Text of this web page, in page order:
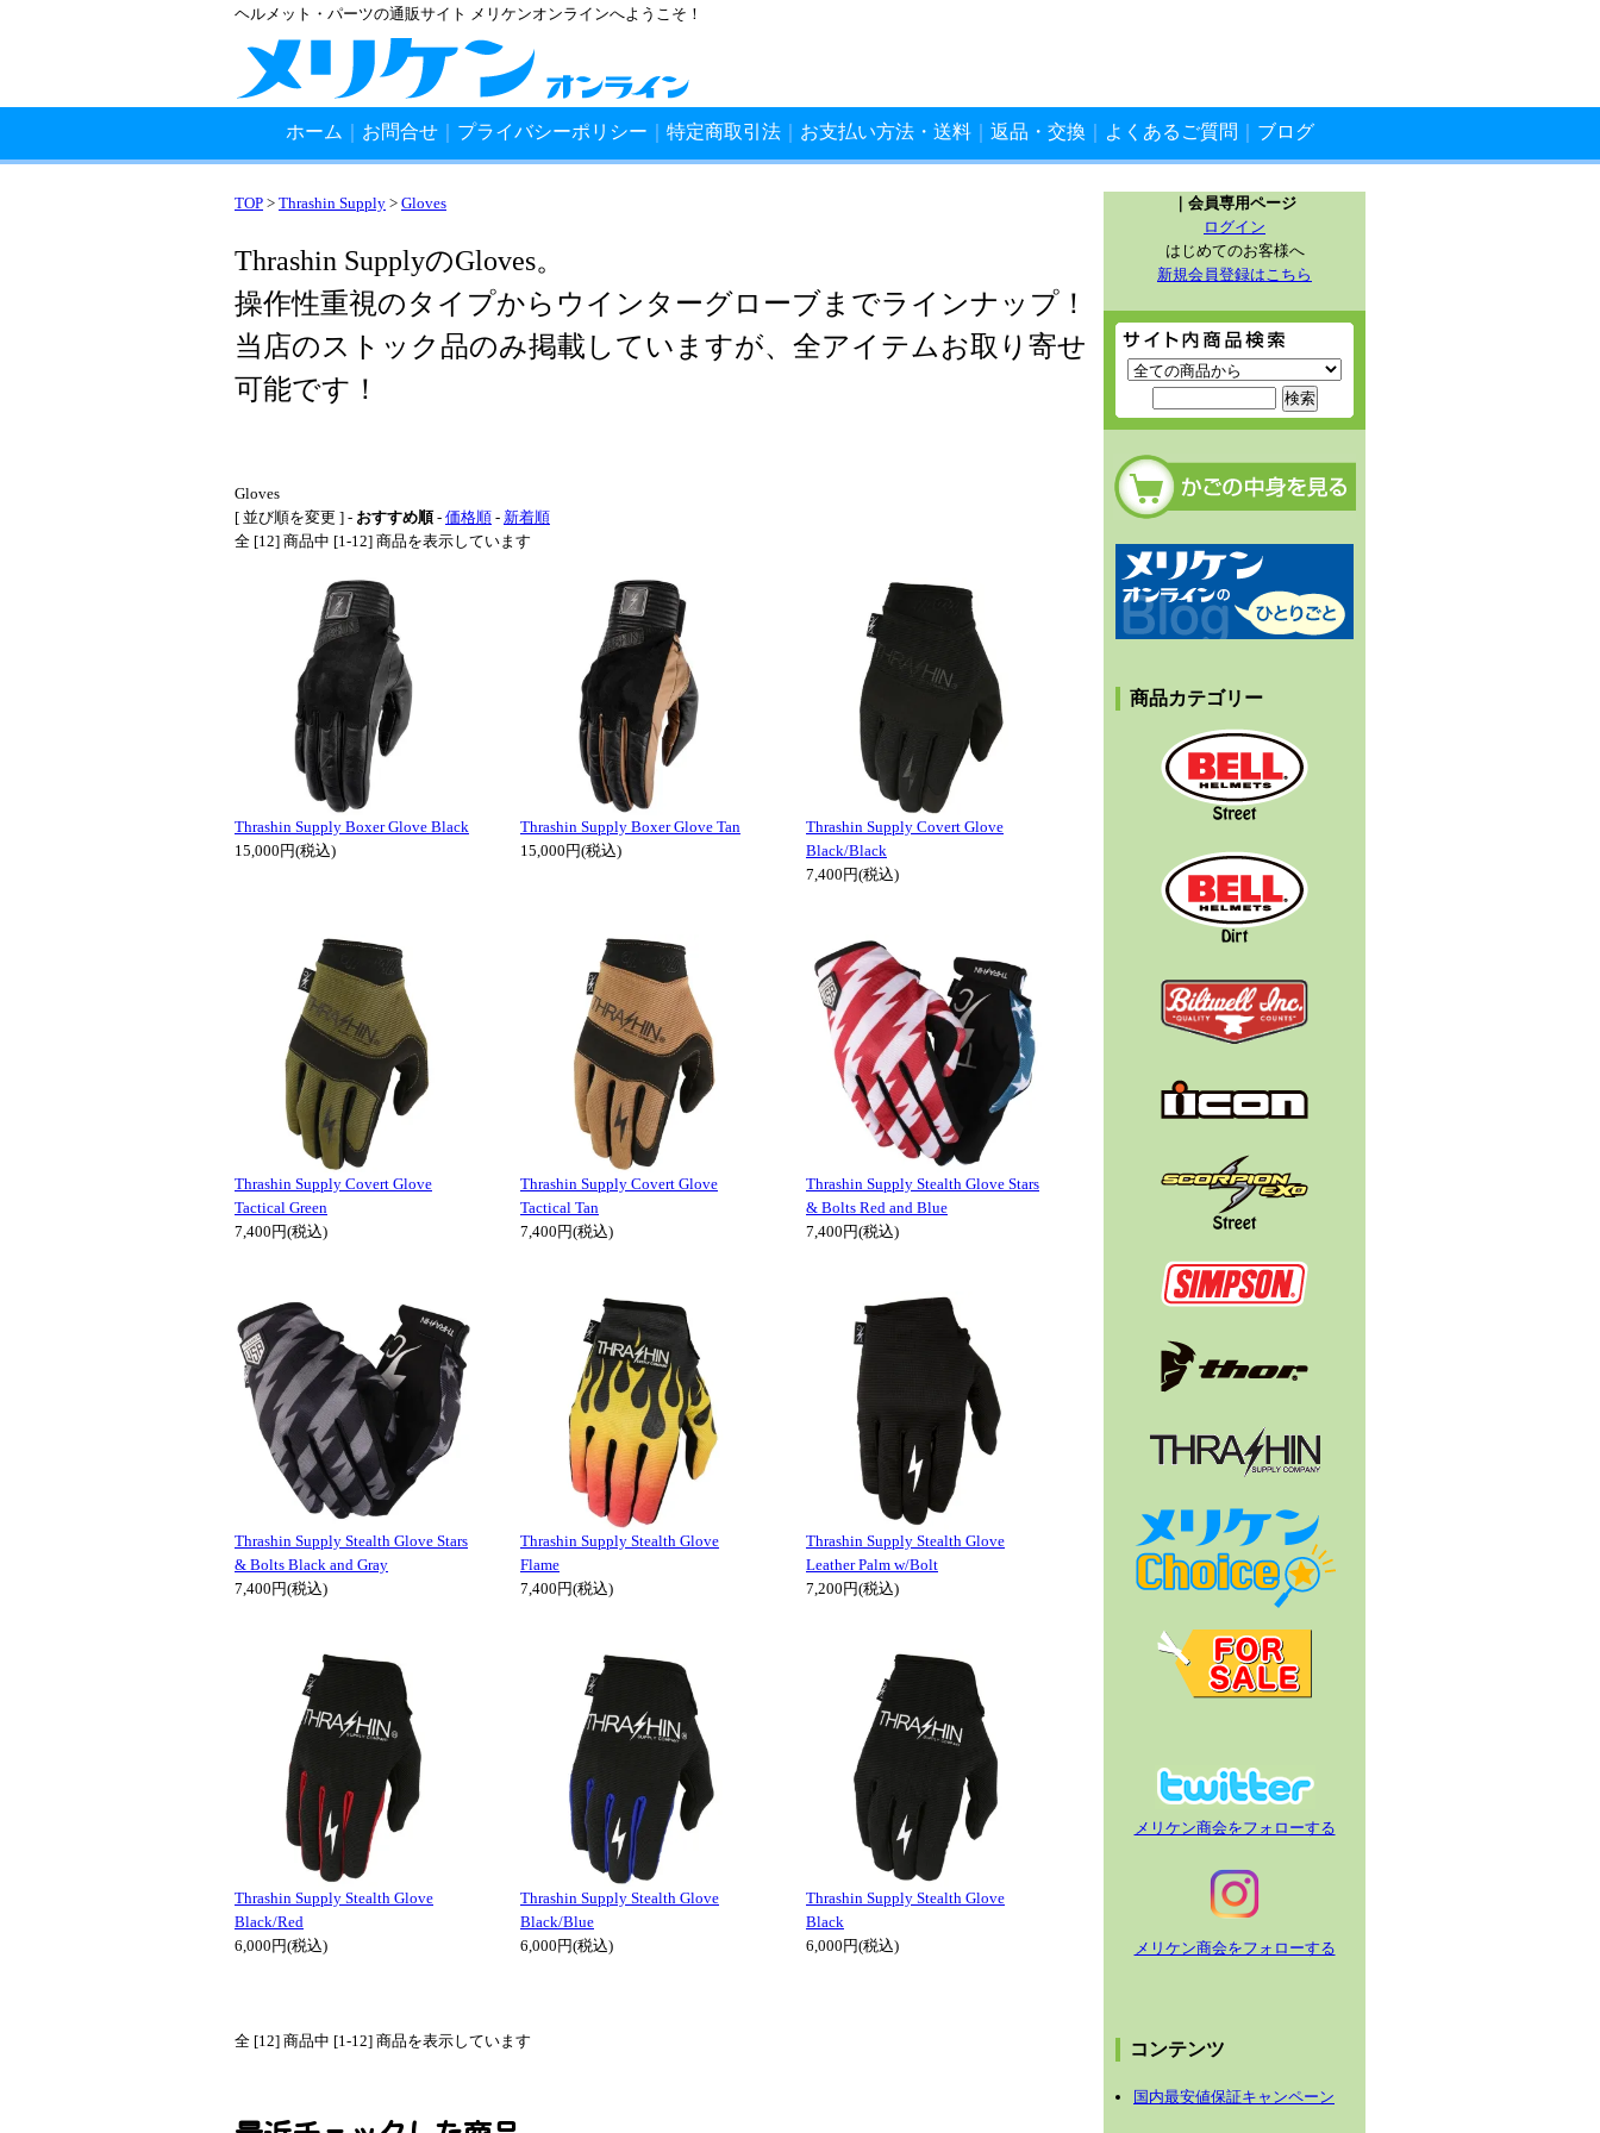
ヘルメット・パーツの通販サイト メリケンオンラインへようこそ！
ホーム お問合せ プライバシーポリシー 特定商取引法 お支払い方法・送料 返品・交換 よくあるご質問 ブログ
TOP > Thrashin Supply > Gloves
Thrashin SupplyのGloves。
操作性重視のタイプからウインターグローブまでラインナップ！
当店のストック品のみ掲載していますが、全アイテムお取り寄せ
可能です！
Gloves
[ 並び順を変更 ] - おすすめ順- 価格順 - 新着順
全 [12] 商品中 [1-12] 商品を表示しています
Thrashin Supply Boxer Glove Black
15,000円(税込)
Thrashin Supply Boxer Glove Tan
15,000円(税込)
Thrashin Supply Covert Glove
Black/Black
7,400円(税込)
Thrashin Supply Covert Glove
Tactical Green
7,400円(税込)
Thrashin Supply Covert Glove
Tactical Tan
7,400円(税込)
Thrashin Supply Stealth Glove Stars
& Bolts Red and Blue
7,400円(税込)
Thrashin Supply Stealth Glove Stars
& Bolts Black and Gray
7,400円(税込)
Thrashin Supply Stealth Glove
Flame
7,400円(税込)
Thrashin Supply Stealth Glove
Leather Palm w/Bolt
7,200円(税込)
Thrashin Supply Stealth Glove
Black/Red
6,000円(税込)
Thrashin Supply Stealth Glove
Black/Blue
6,000円(税込)
Thrashin Supply Stealth Glove
Black
6,000円(税込)
全 [12] 商品中 [1-12] 商品を表示しています
｜会員専用ページ
ログイン
はじめてのお客様へ
新規会員登録はこちら
サイト内商品検索
カートの中を見る
メリケンオンラインのひとりごと
商品カテゴリー
メリケン商会をフォローする
メリケン商会をフォローする
コンテンツ
国内最安値保証キャンペーン